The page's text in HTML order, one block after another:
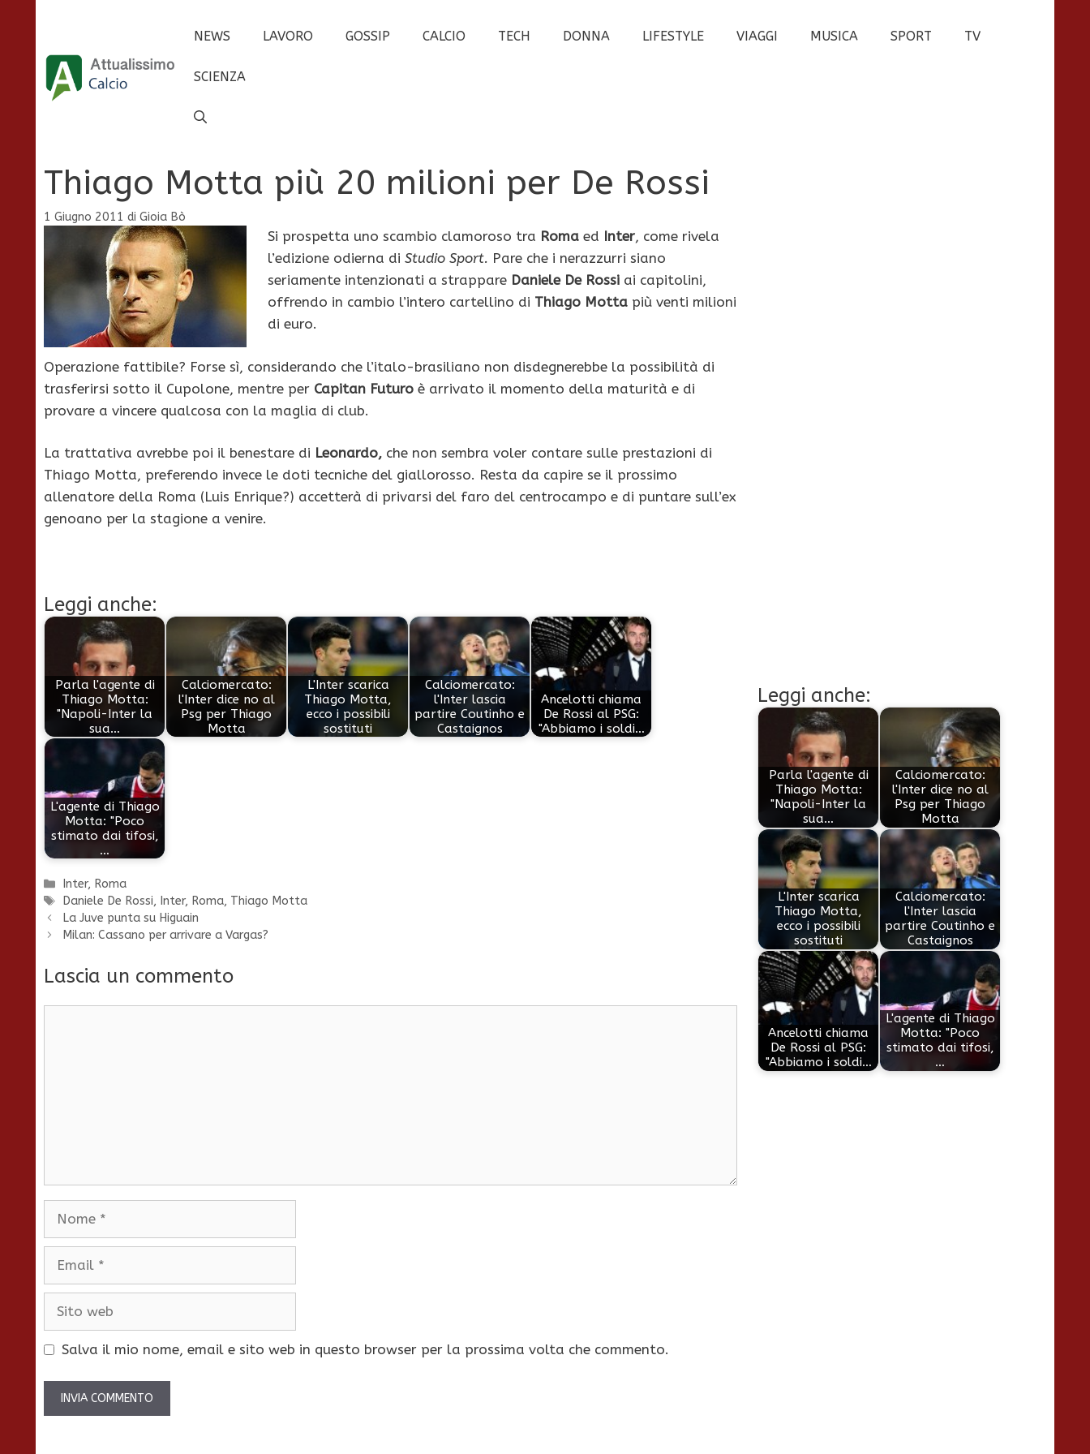
contenuto
NEWS LAVORO GOSSIP CALCIO TECH DONNA LIFESTYLE VIAGGI MUSICA SPORT TV
SCIENZA
Thiago Motta più 20 milioni per De Rossi
1 Giugno 2011 di Gioia Bò
Si prospetta uno scambio clamoroso tra Romaed Inter, come rivela
l’edizione odierna di Studio Sport. Pare che i nerazzurri siano
seriamente intenzionati a strappare Daniele De Rossi ai capitolini,
offrendo in cambio l’intero cartellino di Thiago Motta più venti milioni
di euro.
Operazione fattibile? Forse sì, considerando che l’italo-brasiliano non disdegnerebbe la possibilità di
trasferirsi sotto il Cupolone, mentre per Capitan Futuro è arrivato il momento della maturità e di
provare a vincere qualcosa con la maglia di club.
La trattativa avrebbe poi il benestare di Leonardo, che non sembra voler contare sulle prestazioni di
Thiago Motta, preferendo invece le doti tecniche del giallorosso. Resta da capire se il prossimo
allenatore della Roma (Luis Enrique?) accetterà di privarsi del faro del centrocampo e di puntare sull’ex
genoano per la stagione a venire.
Leggi anche:
Parla l'agente di
Thiago Motta:
"Napoli-Inter la
sua…
Calciomercato:
l'Inter dice no al
Psg per Thiago
Motta
L'Inter scarica
Thiago Motta,
ecco i possibili
sostituti
Calciomercato:
l'Inter lascia
partire Coutinho e
Castaignos
Ancelotti chiama
De Rossi al PSG:
"Abbiamo i soldi…
L'agente di Thiago
Motta: "Poco
stimato dai tifosi,
…
Categorie
Inter, Roma
Tag
Daniele De Rossi, Inter, Roma, Thiago Motta
La Juve punta su Higuain
Milan: Cassano per arrivare a Vargas?
Lascia un commento
Salva il mio nome, email e sito web in questo browser per la prossima volta che commento.
Leggi anche:
Parla l'agente di
Thiago Motta:
"Napoli-Inter la
sua…
Calciomercato:
l'Inter dice no al
Psg per Thiago
Motta
L'Inter scarica
Thiago Motta,
ecco i possibili
sostituti
Calciomercato:
l'Inter lascia
partire Coutinho e
Castaignos
Ancelotti chiama
De Rossi al PSG:
"Abbiamo i soldi…
L'agente di Thiago
Motta: "Poco
stimato dai tifosi,
…